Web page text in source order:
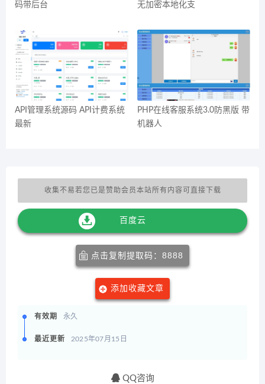
码带后台
无加密本地化支
API管理系统源码 API计费系统
最新
PHP在线客服系统3.0防黑版 带
机器人
收集不易若您已是赞助会员本站所有内容可直接下载
百度云
点击复制提取码：8888
添加收藏文章
有效期 永久
最近更新 2025年07月15日
QQ咨询